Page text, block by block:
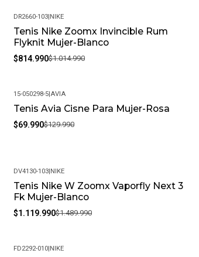
-20%
DR2660-103|NIKE
Tenis Nike Zoomx Invincible Rum
Flyknit Mujer-Blanco
$814.990$1.014.990
-46%
15-050298-5|AVIA
Tenis Avia Cisne Para Mujer-Rosa
$69.990$129.990
-25%
DV4130-103|NIKE
Tenis Nike W Zoomx Vaporfly Next 3
Fk Mujer-Blanco
$1.119.990$1.489.990
FD2292-010|NIKE